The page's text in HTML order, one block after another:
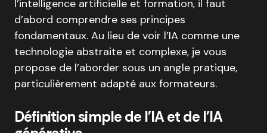
l’intelligence artificielle et formation, il faut
d’abord comprendre ses principes
fondamentaux. Au lieu de voir l’IA comme une
technologie abstraite et complexe, je vous
propose de l’aborder sous un angle pratique,
particulièrement adapté aux formateurs.
Définition simple de l’IA et de l’IA